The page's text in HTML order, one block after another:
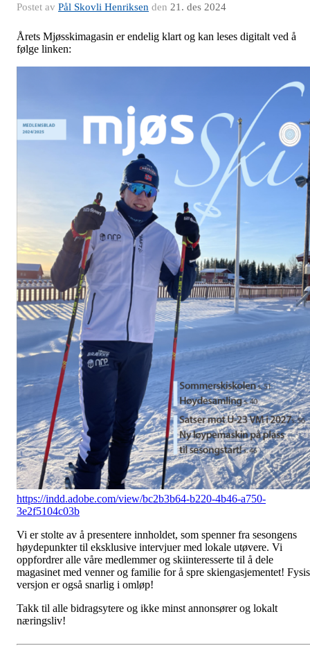
Postet av Pål Skovli Henriksen den 21. des 2024
Årets Mjøsskimagasin er endelig klart og kan leses digitalt ved å
følge linken:
https://indd.adobe.com/view/bc2b3b64-b220-4b46-a750-
3e2f5104c03b
Vi er stolte av å presentere innholdet, som spenner fra sesongens
høydepunkter til eksklusive intervjuer med lokale utøvere. Vi
oppfordrer alle våre medlemmer og skiinteresserte til å dele
magasinet med venner og familie for å spre skiengasjementet!
versjon er også snarlig i omløp!
Takk til alle bidragsytere og ikke minst annonsører og lokalt
næringsliv!